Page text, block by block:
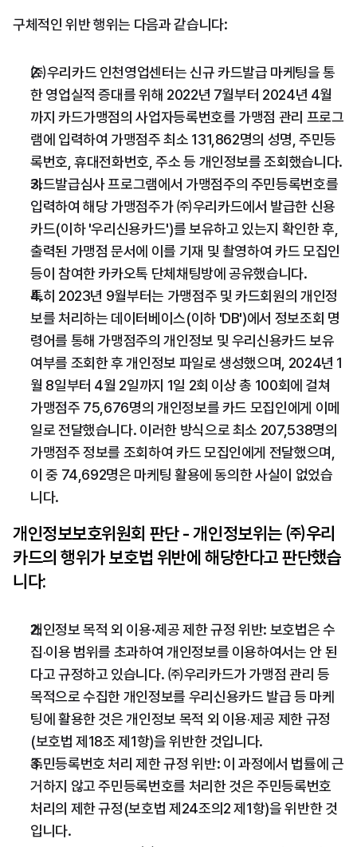
구체적인 위반 행위는 다음과 같습니다:
㈜우리카드 인천영업센터는 신규 카드발급 마케팅을 통
한 영업실적 증대를 위해 2022년 7월부터 2024년 4월
까지 카드가맹점의 사업자등록번호를 가맹점 관리 프로그
램에 입력하여 가맹점주 최소 131,862명의 성명, 주민등
록번호, 휴대전화번호, 주소 등 개인정보를 조회했습니다.
카드발급심사 프로그램에서 가맹점주의 주민등록번호를
입력하여 해당 가맹점주가 ㈜우리카드에서 발급한 신용
카드(이하 '우리신용카드')를 보유하고 있는지 확인한 후,
출력된 가맹점 문서에 이를 기재 및 촬영하여 카드 모집인
등이 참여한 카카오톡 단체채팅방에 공유했습니다.
특히 2023년 9월부터는 가맹점주 및 카드회원의 개인정
보를 처리하는 데이터베이스(이하 'DB')에서 정보조회 명
령어를 통해 가맹점주의 개인정보 및 우리신용카드 보유
여부를 조회한 후 개인정보 파일로 생성했으며, 2024년 1
월 8일부터 4월 2일까지 1일 2회 이상 총 100회에 걸쳐
가맹점주 75,676명의 개인정보를 카드 모집인에게 이메
일로 전달했습니다. 이러한 방식으로 최소 207,538명의
가맹점주 정보를 조회하여 카드 모집인에게 전달했으며,
이 중 74,692명은 마케팅 활용에 동의한 사실이 없었습
니다.
개인정보보호위원회 판단 - 개인정보위는 ㈜우리
카드의 행위가 보호법 위반에 해당한다고 판단했습
니다:
개인정보 목적 외 이용·제공 제한 규정 위반: 보호법은 수
집‧이용 범위를 초과하여 개인정보를 이용하여서는 안 된
다고 규정하고 있습니다. ㈜우리카드가 가맹점 관리 등
목적으로 수집한 개인정보를 우리신용카드 발급 등 마케
팅에 활용한 것은 개인정보 목적 외 이용‧제공 제한 규정
(보호법 제18조 제1항)을 위반한 것입니다.
주민등록번호 처리 제한 규정 위반: 이 과정에서 법률에 근
거하지 않고 주민등록번호를 처리한 것은 주민등록번호
처리의 제한 규정(보호법 제24조의2 제1항)을 위반한 것
입니다.